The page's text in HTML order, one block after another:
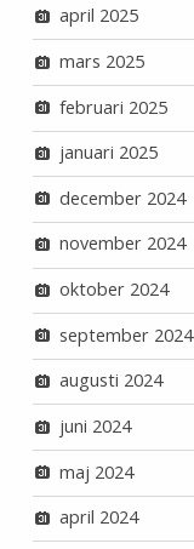
april 2025
mars 2025
februari 2025
januari 2025
december 2024
november 2024
oktober 2024
september 2024
augusti 2024
juni 2024
maj 2024
april 2024